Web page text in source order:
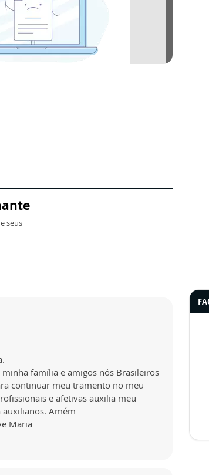
seus
família e amigos nós Brasileiros
continuar meu tramento no meu
e afetivas auxilia meu
auxilianos. Amém
Maria